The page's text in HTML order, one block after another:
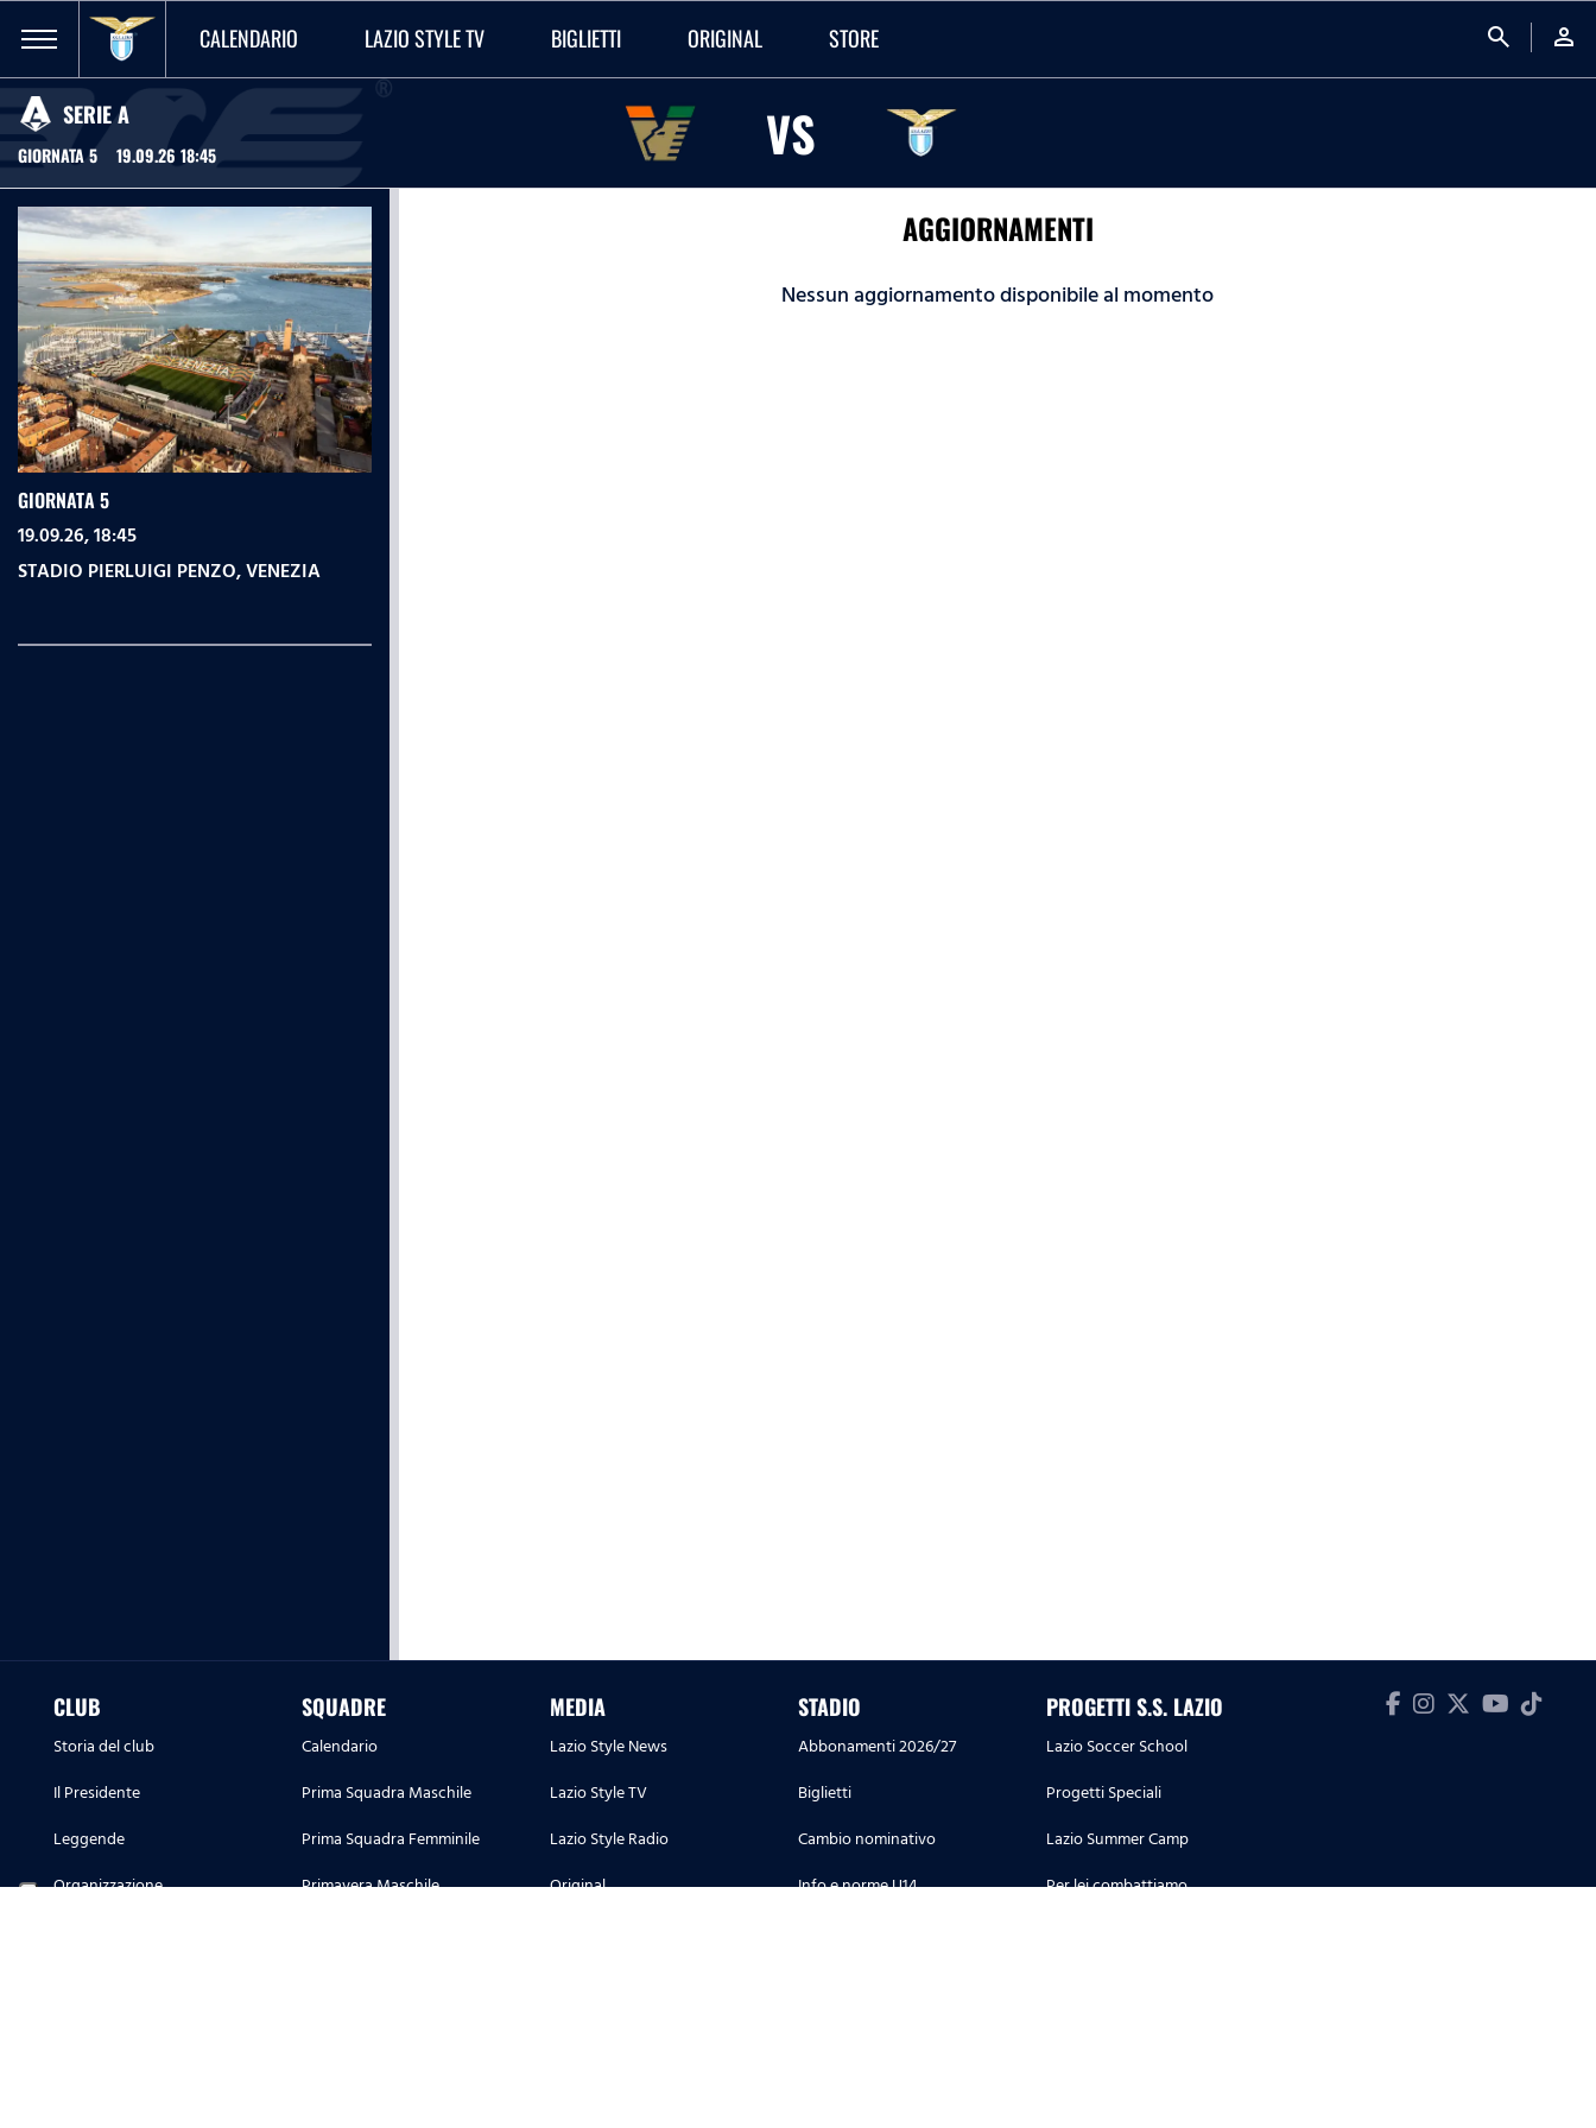
CALENDARIO LAZIO STYLE TV BIGLIETTI ORIGINAL STORE search person
SERIE A
GIORNATA 5 19.09.26 18:45 VS
GIORNATA 5
19.09.26, 18:45
STADIO PIERLUIGI PENZO,VENEZIA
AGGIORNAMENTI
Nessun aggiornamento disponibile al momento
CLUB
Storia del club
Il Presidente
Leggende
Organizzazione
SQUADRE
Calendario
Prima Squadra Maschile
Prima Squadra Femminile
Primavera Maschile
MEDIA
Lazio Style News
Lazio Style TV
Lazio Style Radio
Original
STADIO
Abbonamenti 2026/27
Biglietti
Cambio nominativo
Info e norme U14
PROGETTI S.S. LAZIO
Lazio Soccer School
Progetti Speciali
Lazio Summer Camp
Per lei combattiamo